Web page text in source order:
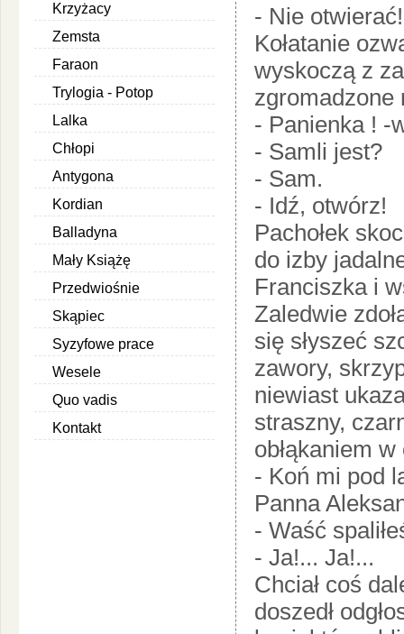
Krzyżacy
Zemsta
Faraon
Trylogia - Potop
Lalka
Chłopi
Antygona
Kordian
Balladyna
Mały Książę
Przedwiośnie
Skąpiec
Syzyfowe prace
Wesele
Quo vadis
Kontakt
- Nie
Kołatanie
wyskoczą z
zgromadzone
- Panienka ! -
- Samli jest?
- Sam.
- Idź, otwórz!
Pachołek
do izby
Franciszka i
Zaledwie
się słyszeć
zawory,
niewiast
straszny,
obłąkaniem
- Koń mi pod
Panna
- Waść
- Ja!... Ja!...
Chciał coś
doszedł